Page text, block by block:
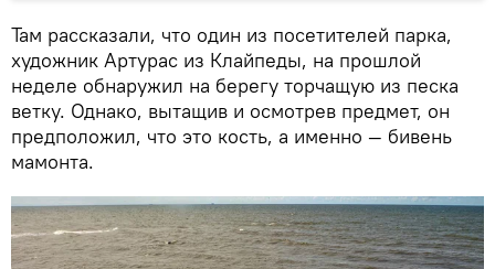
Там рассказали, что один из посетителей парка,
художник Артурас из Клайпеды, на прошлой
неделе обнаружил на берегу торчащую из песка
ветку. Однако, вытащив и осмотрев предмет, он
предположил, что это кость, а именно — бивень
мамонта.